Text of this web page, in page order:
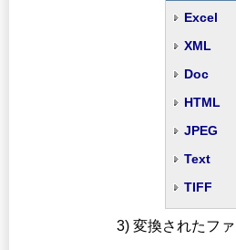
Excel
XML
Doc
HTML
JPEG
Text
TIFF
3) 変換されたフ